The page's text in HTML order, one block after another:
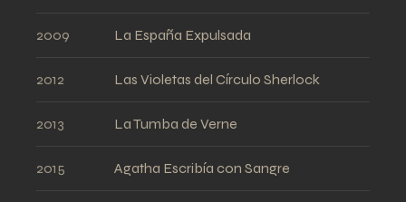
2009 La España Expulsada
2012 Las Violetas del Círculo Sherlock
2013 La Tumba de Verne
2015 Agatha Escribía con Sangre